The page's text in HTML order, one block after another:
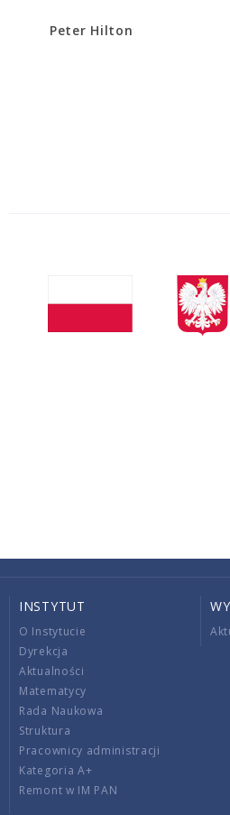
Peter Hilton
INSTYTUT
O Instytucie
Dyrekcja
Aktualności
Matematycy
Rada Naukowa
Struktura
Pracownicy administracji
Kategoria A+
Remont w IM PAN